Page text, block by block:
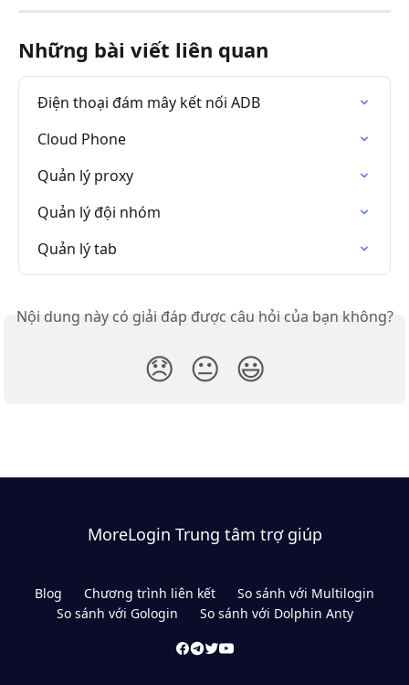
Những bài viết liên quan
Điện thoại đám mây kết nối ADB
Cloud Phone
Quản lý proxy
Quản lý đội nhóm
Quản lý tab
Nội dung này có giải đáp được câu hỏi của bạn không?
😞 😐 😃
MoreLogin Trung tâm trợ giúp
Blog Chương trình liên kết
So sánh với Multilogin
So sánh với Gologin
So sánh với Dolphin Anty